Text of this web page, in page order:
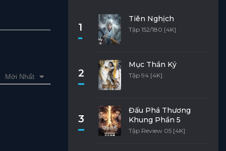
Mới Nhất
1
Tiên Nghịch
Tập 152/180 [4K]
2
Mục Thần Ký
Tập 94 [4K]
3
Đấu Phá Thương
Khung Phần 5
Tập Review 05 [4K]